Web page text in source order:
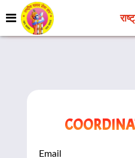
Email